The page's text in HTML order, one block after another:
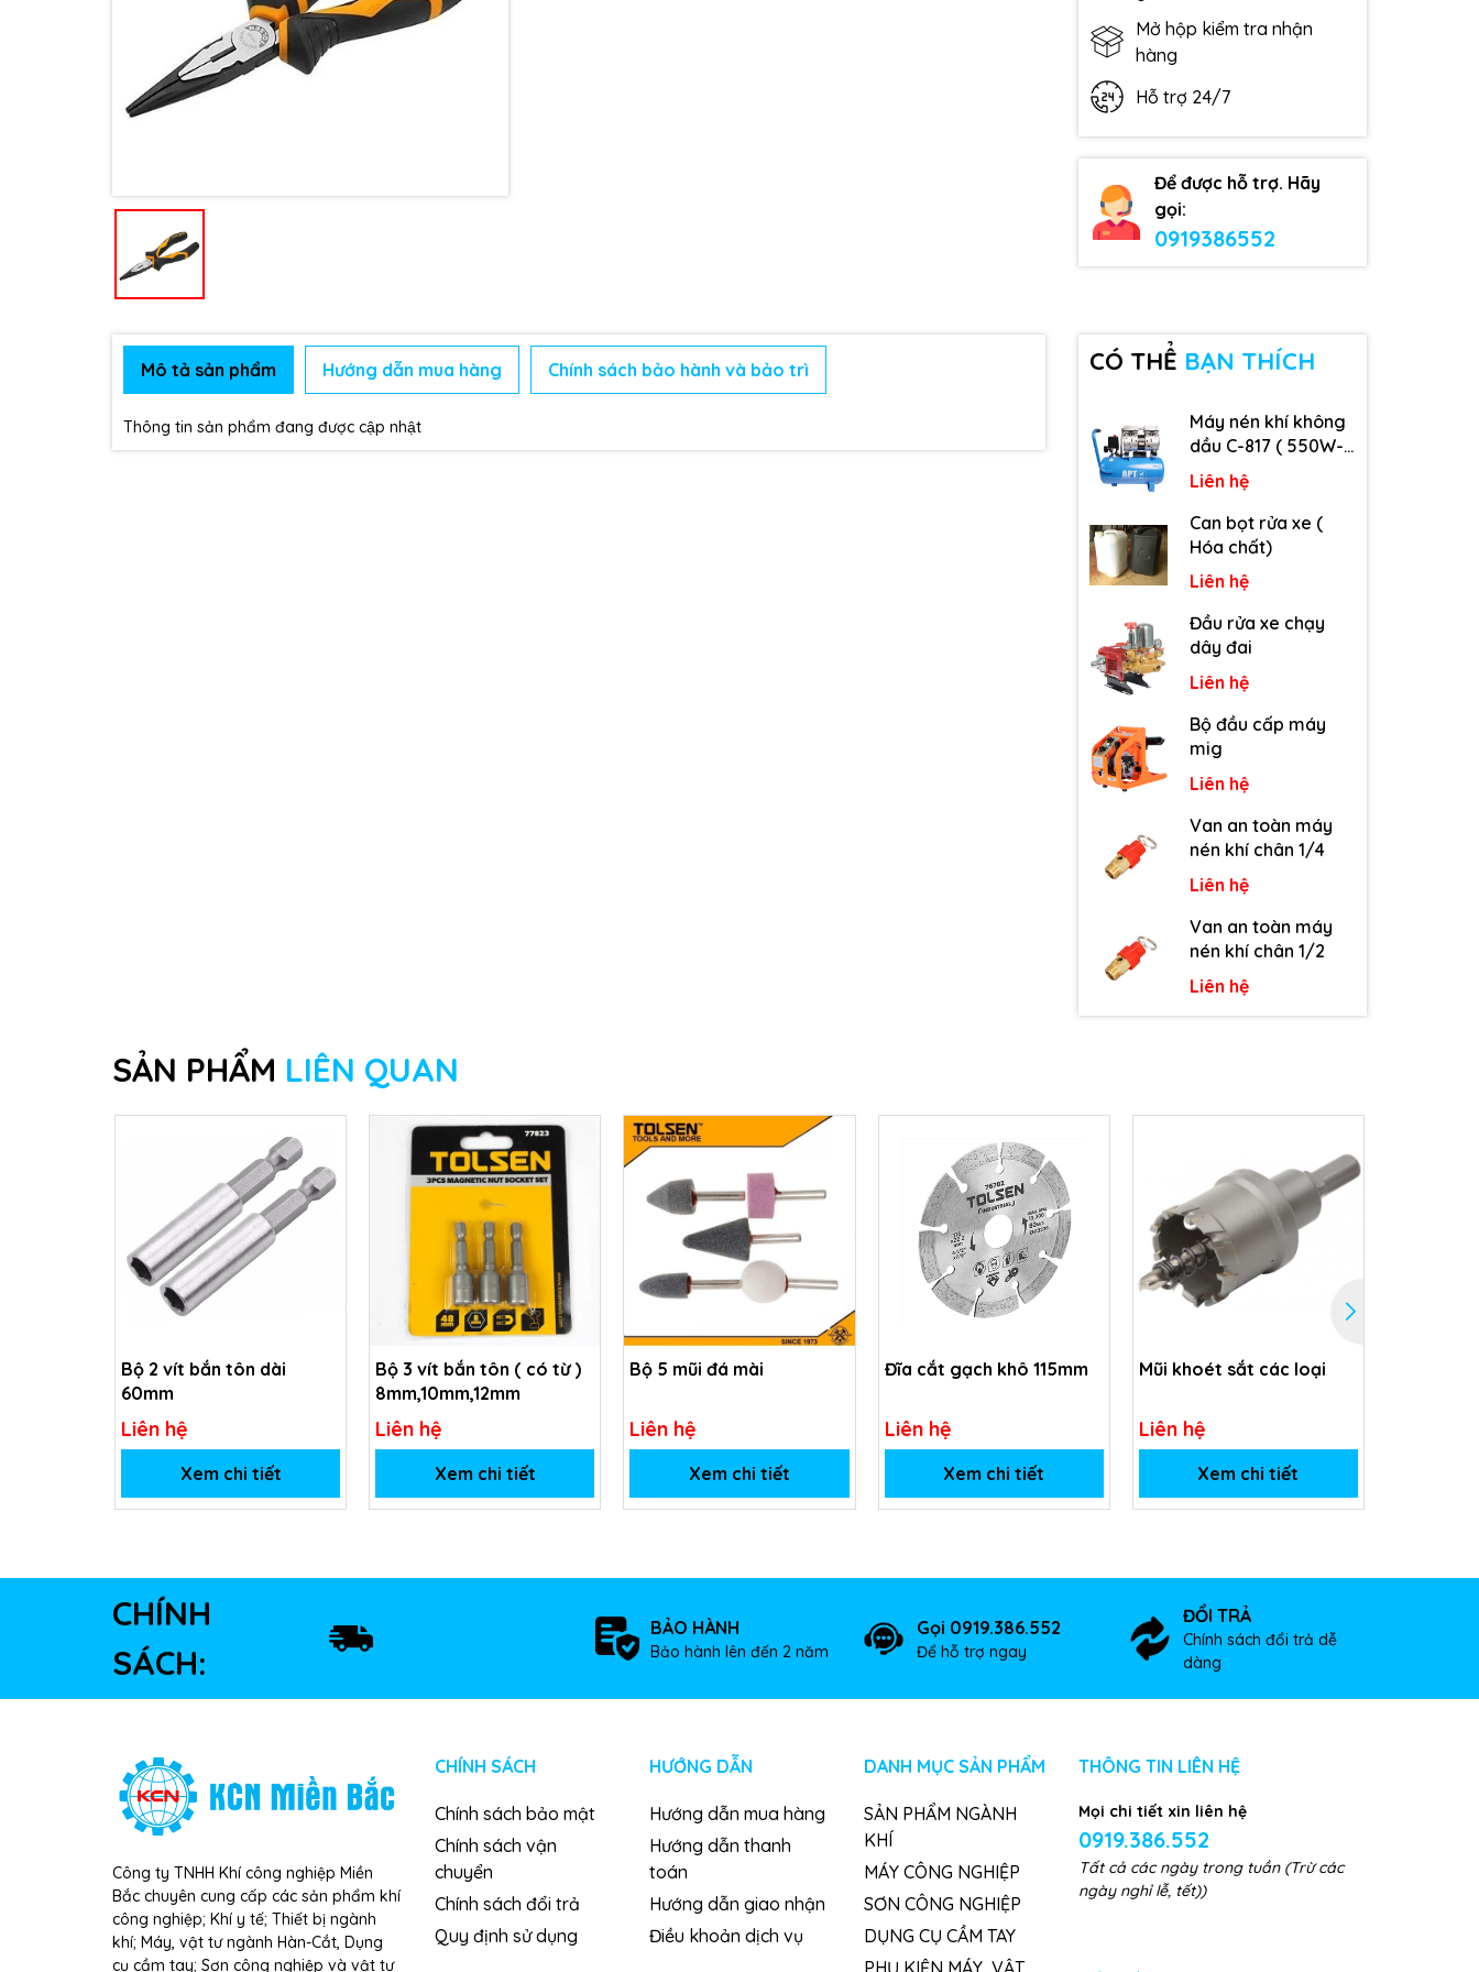
Mở hộp kiểm tra nhận
hàng
Hỗ trợ 24/7
Để được hỗ trợ. Hãy
gọi:
0919386552
Mô tả sản phẩm Hướng dẫn mua hàng Chính sách bảo hành và bảo trì
Thông tin sản phẩm đang được cập nhật
CÓ THỂ BẠN THÍCH
Máy nén khí không
dầu C-817 ( 550W-
9L )
Liên hệ
Can bọt rửa xe (
Hóa chất)
Liên hệ
Đầu rửa xe chạy
dây đai
Liên hệ
Bộ đầu cấp máy
mig
Liên hệ
Van an toàn máy
nén khí chân 1/4
Liên hệ
Van an toàn máy
nén khí chân 1/2
Liên hệ
SẢN PHẨM LIÊN QUAN
Bộ 2 vít bắn tôn dài
60mm
Liên hệ
Xem chi tiết
Bộ 3 vít bắn tôn ( có từ )
8mm,10mm,12mm
Liên hệ
Xem chi tiết
Bộ 5 mũi đá mài
Liên hệ
Xem chi tiết
Đĩa cắt gạch khô 115mm
Liên hệ
Xem chi tiết
Mũi khoét sắt các loại
Liên hệ
Xem chi tiết
CHÍNH
SÁCH:
BẢO HÀNH
Bảo hành lên đến 2 năm
Gọi 0919.386.552
Để hỗ trợ ngay
ĐỔI TRẢ
Chính sách đổi trả dễ
dàng
Công ty TNHH Khí công nghiệp Miền
Bắc chuyên cung cấp các sản phẩm khí
công nghiệp; Khí y tế; Thiết bị ngành
khí; Máy, vật tư ngành Hàn-Cắt, Dụng
cụ cầm tay; Sơn công nghiệp và vật tư
CHÍNH SÁCH
Chính sách bảo mật
Chính sách vận
chuyển
Chính sách đổi trả
Quy định sử dụng
HƯỚNG DẪN
Hướng dẫn mua hàng
Hướng dẫn thanh
toán
Hướng dẫn giao nhận
Điều khoản dịch vụ
DANH MỤC SẢN PHẨM
SẢN PHẨM NGÀNH
KHÍ
MÁY CÔNG NGHIỆP
SƠN CÔNG NGHIỆP
DỤNG CỤ CẦM TAY
THÔNG TIN LIÊN HỆ
Mọi chi tiết xin liên hệ
0919.386.552
Tất cả các ngày trong tuần (Trừ các
ngày nghỉ lễ, tết))